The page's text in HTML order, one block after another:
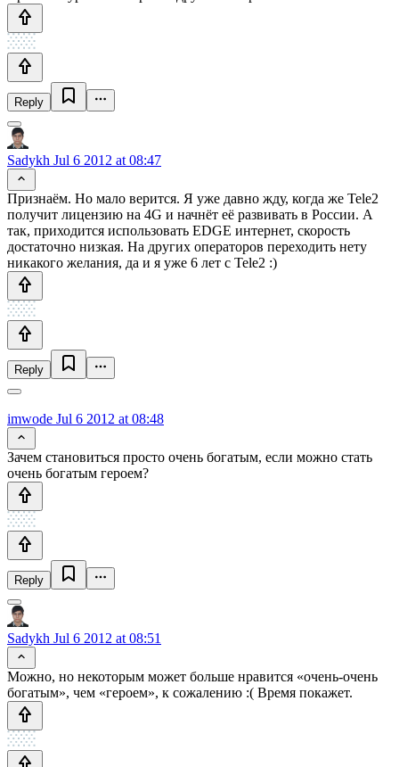
Reply
Sadykh Jul 6 2012 at 08:47
Признаём. Но мало верится. Я уже давно жду, когда же Tele2
получит лицензию на 4G и начнёт её развивать в России. А
так, приходится использовать EDGE интернет, скорость
достаточно низкая. На других операторов переходить нету
никакого желания, да и я уже 6 лет с Tele2 :)
Reply
imwode Jul 6 2012 at 08:48
Зачем становиться просто очень богатым, если можно стать
очень богатым героем?
Reply
Sadykh Jul 6 2012 at 08:51
Можно, но некоторым может больше нравится «очень-очень
богатым», чем «героем», к сожалению :( Время покажет.